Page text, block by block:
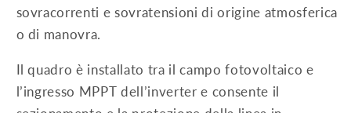
sovracorrenti e sovratensioni di origine atmosferica
o di manovra.
Il quadro è installato tra il campo fotovoltaico e
l’ingresso MPPT dell’inverter e consente il